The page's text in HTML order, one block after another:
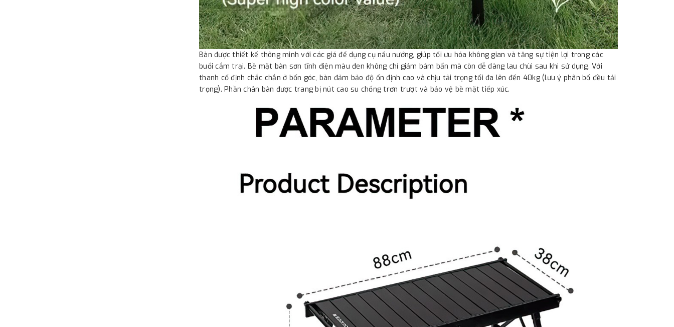
Bàn được thiết kế thông minh với các giá để dụng cụ nấu nướng, giúp tối ưu hóa không gian và tăng sự tiện lợi trong các
buổi cắm trại. Bề mặt bàn sơn tĩnh điện màu đen không chỉ giảm bám bẩn mà còn dễ dàng lau chùi sau khi sử dụng. Với
thanh cố định chắc chắn ở bốn góc, bàn đảm bảo độ ổn định cao và chịu tải trọng tối đa lên đến 40kg (lưu ý phân bố đều tải
trọng). Phần chân bàn được trang bị nút cao su chống trơn trượt và bảo vệ bề mặt tiếp xúc.